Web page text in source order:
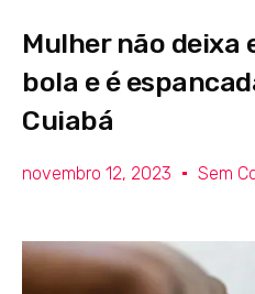
Mulher não deixa
bola e é
Cuiabá
novembro 12, 2023 Sem